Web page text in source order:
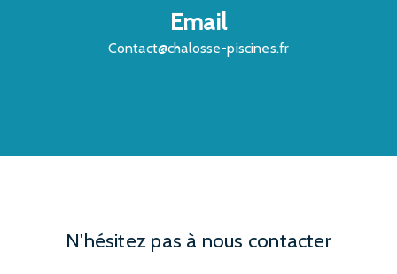
Email
contact@chalosse-piscines.fr
N'hésitez pas à nous contacter